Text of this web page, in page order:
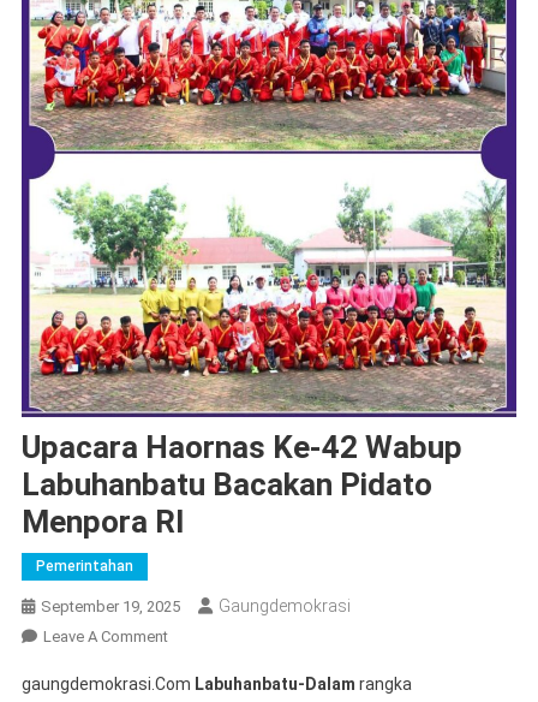
Upacara Haornas Ke-42 Wabup
Labuhanbatu Bacakan Pidato
Menpora RI
Pemerintahan
September 19, 2025 Gaungdemokrasi
Leave A CommentOn
Haornas
gaungdemokrasi.Com Labuhanbatu-Dalam rangka